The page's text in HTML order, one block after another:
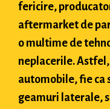
fericire,
aftermarket de
o multime de
neplacerile.
automobile, fie ca
geamuri laterale,